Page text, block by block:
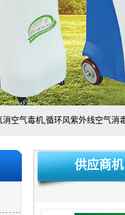
供应商机